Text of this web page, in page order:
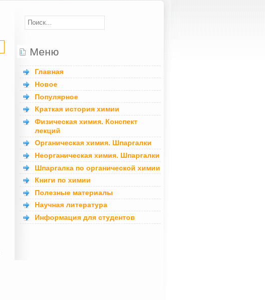
Меню
Главная
Новое
Популярное
Краткая история химии
Физическая химия. Конспект
лекций
Органическая химия. Шпаргалки
Неорганическая химия. Шпаргалки
Шпаргалка по органической химии
Книги по химии
Полезные материалы
Научная литература
Информация для студентов